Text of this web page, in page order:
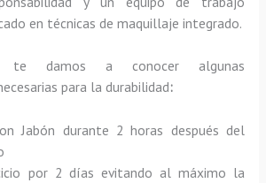
en técnicas de maquillaje integrado.
te damos a conocer algunas
para la durabilidad:
Jabón durante 2 horas después del
por 2 días evitando al máximo la